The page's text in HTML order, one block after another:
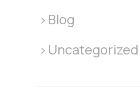
Blog
Uncategorized